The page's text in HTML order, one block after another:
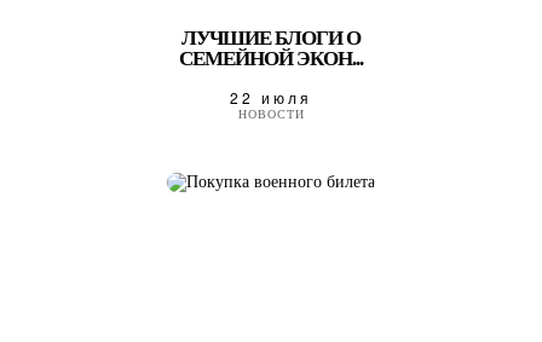
ЛУЧШИЕ БЛОГИ О
СЕМЕЙНОЙ ЭКОН...
22 июля
НОВОСТИ